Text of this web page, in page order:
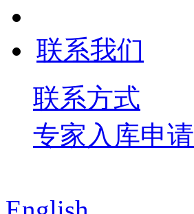
联系我们
联系方式
专家入库申请